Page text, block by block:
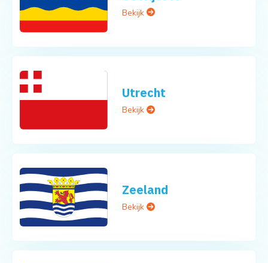
Bekijk
Utrecht
Bekijk
Zeeland
Bekijk